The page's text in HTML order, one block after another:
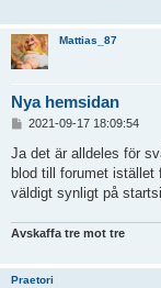
Mattias_87
Nya hemsidan
l
g
g
2021-09-17 18:09:54
Ja det är alldeles för
blod till forumet istället
väldigt synligt på
Avskaffa tre mot tre
Praetori